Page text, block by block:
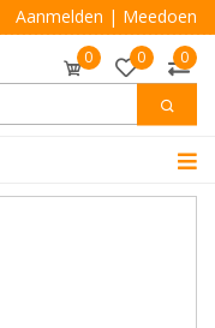
Aanmelden | Meedoen
0 0 0